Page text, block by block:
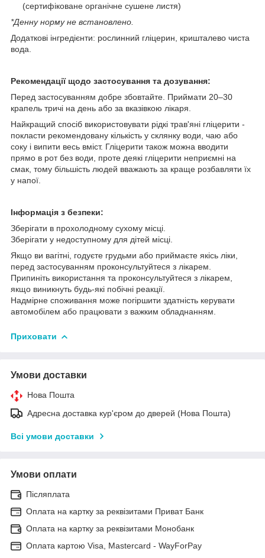
(сертифіковане органічне сушене листя)
*Денну норму не встановлено.
Додаткові інгредієнти: рослинний гліцерин, кришталево чиста
вода.
Рекомендації щодо застосування та дозування:
Перед застосуванням добре збовтайте. Приймати 20–30
крапель тричі на день або за вказівкою лікаря.
Найкращий спосіб використовувати рідкі трав'яні гліцерити -
покласти рекомендовану кількість у склянку води, чаю або
соку і випити весь вміст. Гліцерити також можна вводити
прямо в рот без води, проте деякі гліцерити неприємні на
смак, тому більшість людей вважають за краще розбавляти їх
у напої.
Інформація з безпеки:
Зберігати в прохолодному сухому місці.
Зберігати у недоступному для дітей місці.
Якщо ви вагітні, годуєте грудьми або приймаєте якісь ліки,
перед застосуванням проконсультуйтеся з лікарем.
Припиніть використання та проконсультуйтеся з лікарем,
якщо виникнуть будь-які побічні реакції.
Надмірне споживання може погіршити здатність керувати
автомобілем або працювати з важким обладнанням.
Приховати
Умови доставки
Нова Пошта
Адресна доставка кур'єром до дверей (Нова Пошта)
Всі умови доставки
Умови оплати
Післяплата
Оплата на картку за реквізитами Приват Банк
Оплата на картку за реквізитами Монобанк
Оплата картою Visa, Mastercard - WayForPay